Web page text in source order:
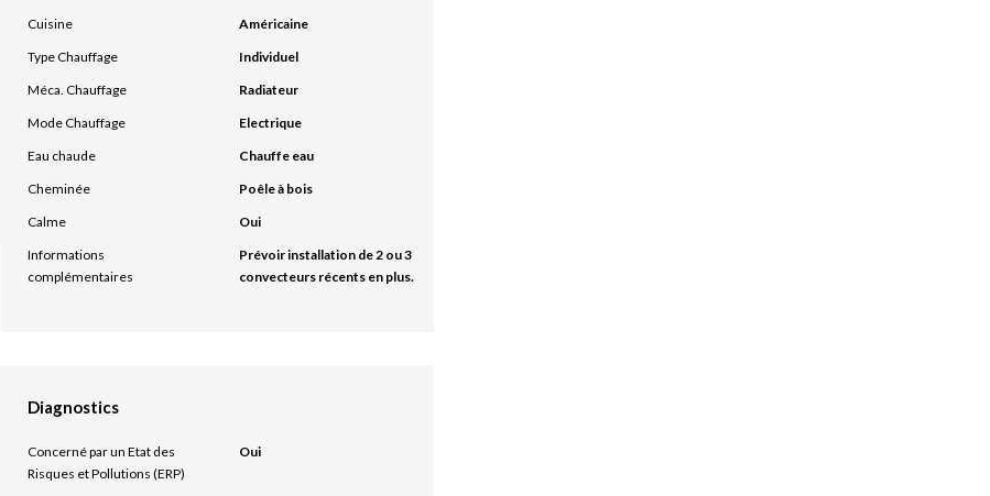
Cuisine
Américaine
Type Chauffage
Individuel
Méca. Chauffage
Radiateur
Mode Chauffage
Electrique
Eau chaude
Chauffe eau
Cheminée
Poêle à bois
Calme
Oui
Informations
complémentaires
Prévoir installation de 2 ou 3
convecteurs récents en plus.
Diagnostics
Concerné par un Etat des
Risques et Pollutions (ERP)
Oui